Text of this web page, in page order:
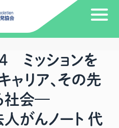
ミッションを
リア、その先
社会—
人がんノート 代